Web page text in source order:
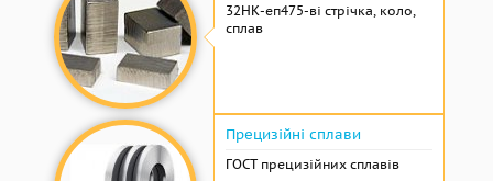
32НК-еп475-ві стрічка, коло,
сплав
Прецизійні сплави
ГОСТ прецизійних сплавів